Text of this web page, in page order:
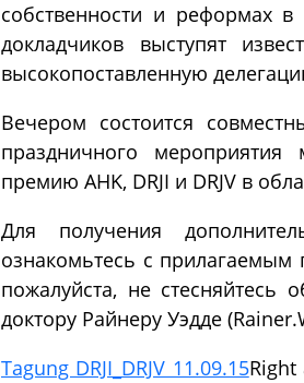
собственности и реформах в
докладчиков выступят
высокопоставленную
Вечером состоится
праздничного
премию AHK, DRJI и DRJV в
Для получения
ознакомьтесь с прилагаемым
пожалуйста, не
доктору Райнеру Уэдде
Tagung DRJI_DRJV 11.09.15